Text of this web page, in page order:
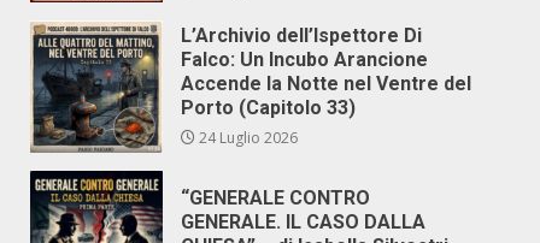
L’Archivio dell’Ispettore Di
Falco: Un Incubo Arancione
Accende la Notte nel Ventre del
Porto (Capitolo 33)
24 Luglio 2026
“GENERALE CONTRO
GENERALE. IL CASO DALLA